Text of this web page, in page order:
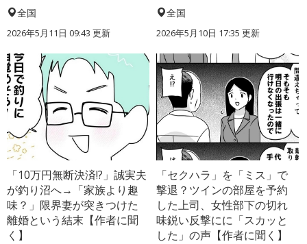
全国
2026年5月11日 09:43 更新
全国
2026年5月10日 17:35 更新
「10万円無断決済!?」誠実夫
が釣り沼へ→「家族より趣
味？」限界妻が突きつけた
離婚という結末【作者に聞
く】
「セクハラ」を「ミス」で
撃退？ツインの部屋を予約
した上司、女性部下の切れ
味鋭い反撃にに「スカッと
した」の声【作者に聞く】